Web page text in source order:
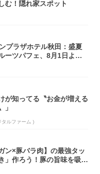
む！隠れ家スポット
プラザホテル秋田：盛夏
ーツパフェ、8月1日より1
が知ってる〝お金が増える
」
タルファーム )
ン×豚バラ肉】の最強タッ
」作ろう！豚の旨味を吸い